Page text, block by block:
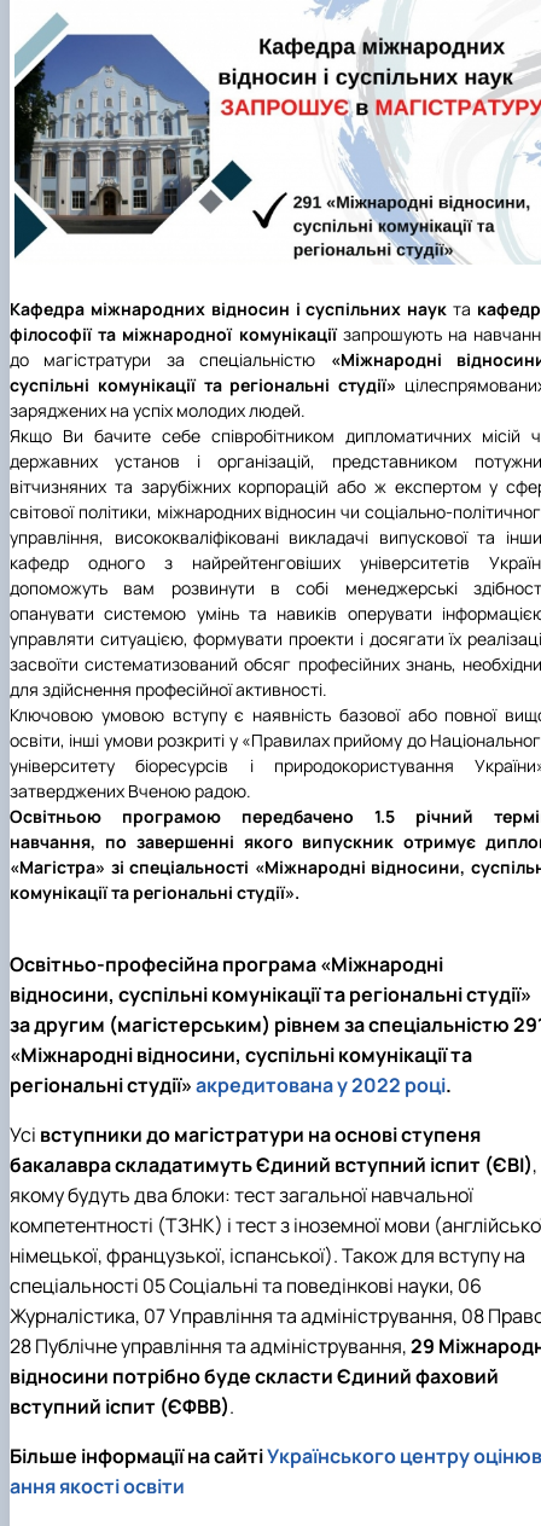
Підготовка до вступу в аспірантуру
Правила прийому 2026
Контактні дані
Профорієнтаційна діяльність
Профорієнтаційна робота
Дні відкритих дверей
Інформація і політика
HistoryEU
Кафедра міжнародних відносин і суспільних наук та
філософії та міжнародної комунікаціїзапрошують на
до магістратури за спеціальністю
«Міжнародні
суспільні комунікації та регіональні студії»
заряджених на успіх молодих людей.
Якщо Ви бачите себе співробітником дипломатичних місій
державних установ і організацій, представником
вітчизняних та зарубіжних корпорацій або ж експертом у
світової політики, міжнародних відносин чи соціально-
управління, висококваліфіковані викладачі випускової та
кафедр одного з найрейтенговіших університетів
допоможуть вам розвинути в собі менеджерські
опанувати системою умінь та навиків оперувати
управляти ситуацією, формувати проекти і досягати їх
засвоїти систематизований обсяг професійних знань,
для здійснення професійної активності.
Ключовою умовою вступу є наявність базової або повної
освіти, інші умови розкриті у «Правилах прийому до
університету біоресурсів і природокористування
затверджених Вченою радою.
Освітньою програмою передбачено 1.5 річний
навчання, по завершенні якого випускник отримує
«Магістра» зі спеціальності «Міжнародні відносини,
комунікації та регіональні студії».
Освітньо-професійна програма «Міжнародні
відносини, суспільні комунікації та регіональні студії»
за другим (магістерським) рівнем за спеціальністю
«Міжнародні відносини, суспільні комунікації та
регіональні студії»акредитована у 2022 році.
Усі вступники до магістратури на основі ступеня
бакалавра складатимуть Єдиний вступний іспит (ЄВІ)
якому будуть два блоки: тест загальної навчальної
компетентності (ТЗНК) і тест з іноземної мови
німецької, французької, іспанської). Також для вступу на
спеціальності 05 Соціальні та поведінкові науки, 06
Журналістика, 07 Управління та адміністрування, 08
28 Публічне управління та адміністрування,29
відносини потрібно буде скласти Єдиний фаховий
вступний іспит (ЄФВВ).
Більше інформації на сайтіУкраїнського центру оцінюв
ання якості освіти